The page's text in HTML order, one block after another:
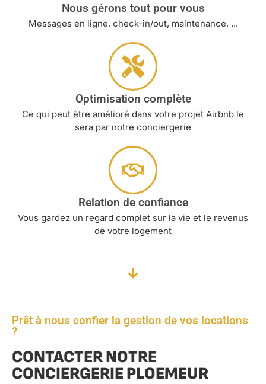
Nous gérons tout pour vous
Messages en ligne, check-in/out, maintenance, ...
Optimisation complète
Ce qui peut être amélioré dans votre projet Airbnb le
sera par notre conciergerie
Relation de confiance
Vous gardez un regard complet sur la vie et le revenus
de votre logement
Prêt à nous confier la gestion de vos locations
?
CONTACTER NOTRE
CONCIERGERIE PLOEMEUR